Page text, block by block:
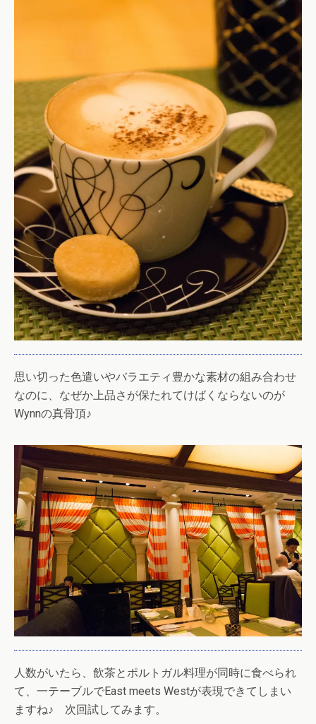
思い切った色遣いやバラエティ豊かな素材の組み合わせ
なのに、なぜか上品さが保たれてけばくならないのが
Wynnの真骨頂♪
人数がいたら、飲茶とポルトガル料理が同時に食べられ
て、一テーブルでEast meets Westが表現できてしまい
ますね♪ 次回試してみます。